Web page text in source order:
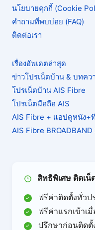
นโยบายคุกกี้ (Cookie
คำถามที่พบบ่อย (FAQ)
ติดต่อเรา
เรื่องอัพเดตล่าสุด
ข่าวโปรเน็ตบ้าน & บทคว
โปรเน็ตบ้าน AIS Fibre
โปรเน็ตมือถือ AIS
AIS Fibre + แอปดูหนัง+
AIS Fibre
สิทธิพิเศษ ติดเน็
ฟรีค่าติดตั้งทั่วป
ฟรีค่าแรกเข้าเ
ปรึกษาก่อนติดตั้